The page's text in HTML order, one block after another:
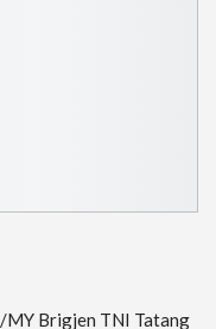
MY Brigjen TNI Tatang